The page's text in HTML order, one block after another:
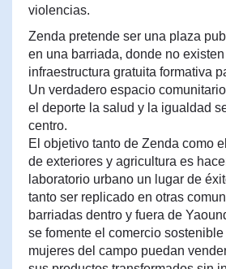
violencias.
Zenda pretende ser una plaza
en una barriada, donde no
infraestructura gratuita formativa
Un verdadero espacio
el deporte la salud y la igualdad
centro.
El objetivo tanto de Zenda como
de exteriores y agricultura es
laboratorio urbano un lugar de
tanto ser replicado en otras
barriadas dentro y fuera de
se fomente el comercio
mujeres del campo puedan